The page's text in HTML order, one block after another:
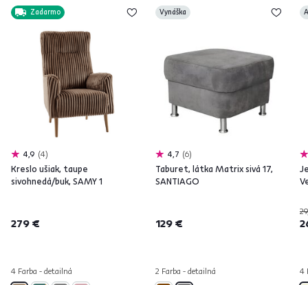
Zadarmo
4,9 4
Kreslo ušiak, taupe
sivohnedá/buk, SAMY 1
279 €
4 Farba - detailná
Vynáška
4,7 6
Taburet, látka Matrix sivá 17,
SANTIAGO
129 €
2 Farba - detailná 4